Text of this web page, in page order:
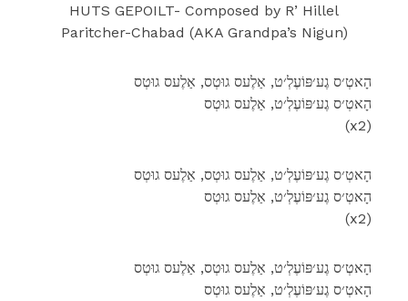
HUTS GEPOILT- Composed by R’ Hillel
Paritcher-Chabad (AKA Grandpa’s Nigun)
הָאטְ׳ס גֶע׳פּוֹעֶלְ׳ט, אַלֶעס גוּטְס, אַלֶעס גוּטְס
הָאטְ׳ס גֶע׳פּוֹעֶלְ׳ט, אַלֶעס גוּטְס
(x2)
הָאטְ׳ס גֶע׳פּוֹעֶלְ׳ט, אַלֶעס גוּטְס, אַלֶעס גוּטְס
הָאטְ׳ס גֶע׳פּוֹעֶלְ׳ט, אַלֶעס גוּטְס
(x2)
הָאטְ׳ס גֶע׳פּוֹעֶלְ׳ט, אַלֶעס גוּטְס, אַלֶעס גוּטְס
הָאטְ׳ס גֶע׳פּוֹעֶלְ׳ט, אַלֶעס גוּטְס